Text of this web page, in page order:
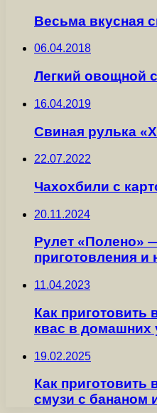
Весьма вкусная
06.04.2018
Легкий овощной
16.04.2019
Свиная рулька
22.07.2022
Чахохбили с
20.11.2024
Рулет «Полено»
приготовления
11.04.2023
Как приготовить
квас в домашних
19.02.2025
Как приготовить
смузи с бананом